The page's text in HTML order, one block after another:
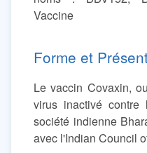
Vaccine
Forme et
Le vaccin Covaxin,
virus inactivé
société indienne
avec l'Indian Council